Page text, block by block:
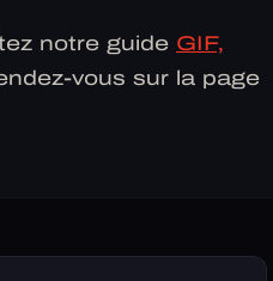
notre guide GIF,
vous sur la page